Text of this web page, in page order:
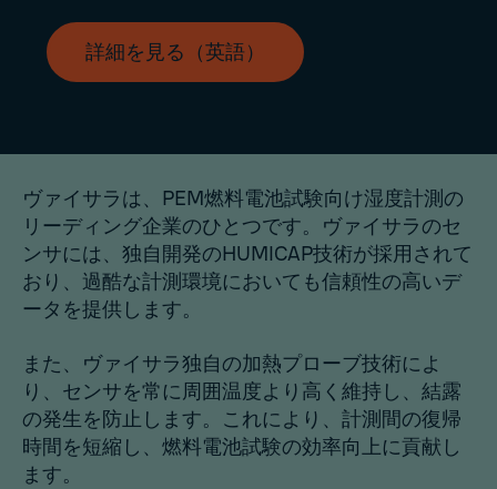
詳細を見る（英語）
ヴァイサラは、PEM燃料電池試験向け湿度計測の
リーディング企業のひとつです。ヴァイサラのセ
ンサには、独自開発のHUMICAP技術が採用されて
おり、過酷な計測環境においても信頼性の高いデ
ータを提供します。
また、ヴァイサラ独自の加熱プローブ技術によ
り、センサを常に周囲温度より高く維持し、結露
の発生を防止します。これにより、計測間の復帰
時間を短縮し、燃料電池試験の効率向上に貢献し
ます。